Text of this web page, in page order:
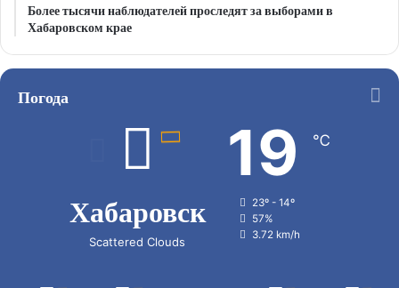
Более тысячи наблюдателей проследят за выборами в
Хабаровском крае
Погода
Хабаровск
Scattered Clouds
19 ℃
23º - 14º
57%
3.72 km/h